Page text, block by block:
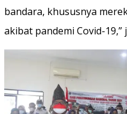
bandara, khususnya
akibat pandemi Covid-19,”